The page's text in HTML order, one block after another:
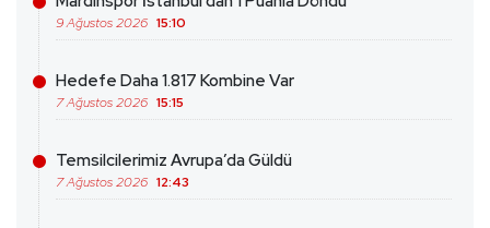
9 Ağustos 2026 15:10
Hedefe Daha 1.817 Kombine Var
7 Ağustos 2026 15:15
Temsilcilerimiz Avrupa’da Güldü
7 Ağustos 2026 12:43